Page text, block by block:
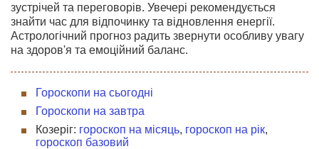
зустрічей та переговорів. Увечері рекомендується
знайти час для відпочинку та відновлення енергії.
Астрологічний прогноз радить звернути особливу увагу
на здоров'я та емоційний баланс.
Гороскопи на сьогодні
Гороскопи на завтра
Козеріг: гороскоп на місяць, гороскоп на рік,
гороскоп базовий